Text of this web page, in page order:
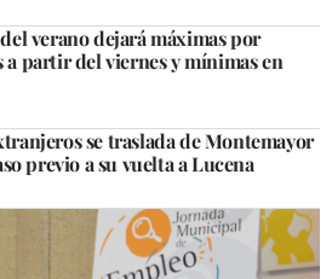
verano dejará máximas por
a partir del viernes y mínimas en
se traslada de Montemayor
previo a su vuelta a Lucena